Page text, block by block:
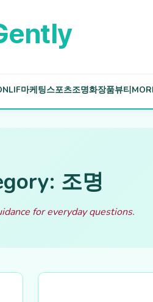
마케팅스포츠조명화장품뷰티
조명
for everyday questions.